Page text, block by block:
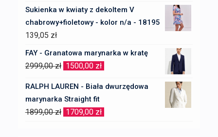
Sukienka w kwiaty z dekoltem V
chabrowy+fioletowy - kolor n/a - 18195
139,05 zł
FAY - Granatowa marynarka w kratę
2999,00zł Pierwotna
2999,00 zł.
1500,00 zł
wynosi:
1500,00 zł.
RALPH LAUREN - Biała dwurzędowa
marynarka Straight fit
1899,00zł Pierwotna
1709,00 zł